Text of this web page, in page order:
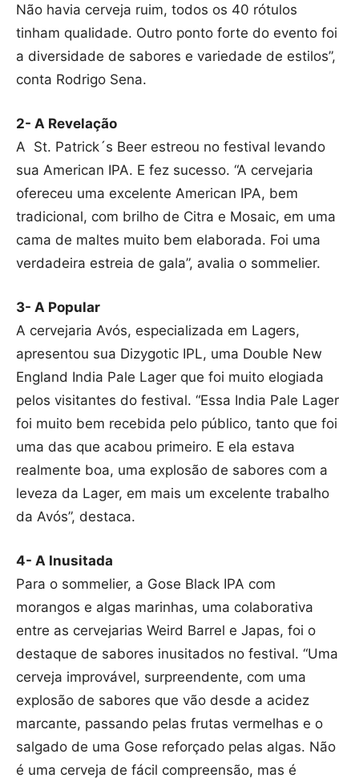
Não havia cerveja ruim, todos os 40 rótulos
tinham qualidade. Outro ponto forte do evento foi
a diversidade de sabores e variedade de estilos”,
conta Rodrigo Sena.
2- A Revelação
A St. Patrick´s Beer estreou no festival levando
sua American IPA. E fez sucesso. “A cervejaria
ofereceu uma excelente American IPA, bem
tradicional, com brilho de Citra e Mosaic, em uma
cama de maltes muito bem elaborada. Foi uma
verdadeira estreia de gala”, avalia o sommelier.
3- A Popular
A cervejaria Avós, especializada em Lagers,
apresentou sua Dizygotic IPL, uma Double New
England India Pale Lager que foi muito elogiada
pelos visitantes do festival. “Essa India Pale Lager
foi muito bem recebida pelo público, tanto que foi
uma das que acabou primeiro. E ela estava
realmente boa, uma explosão de sabores com a
leveza da Lager, em mais um excelente trabalho
da Avós”, destaca.
4- A Inusitada
Para o sommelier, a Gose Black IPA com
morangos e algas marinhas, uma colaborativa
entre as cervejarias Weird Barrel e Japas, foi o
destaque de sabores inusitados no festival. “Uma
cerveja improvável, surpreendente, com uma
explosão de sabores que vão desde a acidez
marcante, passando pelas frutas vermelhas e o
salgado de uma Gose reforçado pelas algas. Não
é uma cerveja de fácil compreensão, mas é